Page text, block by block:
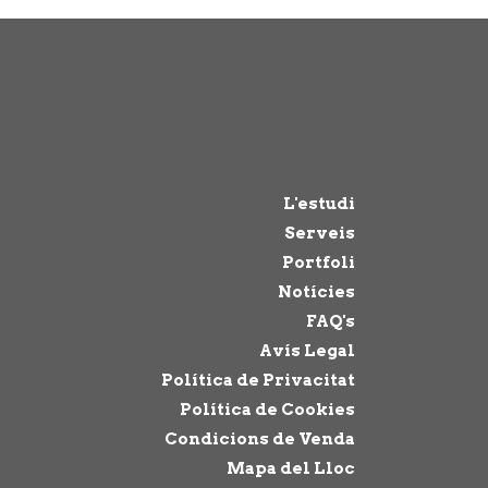
L'estudi
Serveis
Portfoli
Notícies
FAQ's
Avís Legal
Política de Privacitat
Política de Cookies
Condicions de Venda
Mapa del Lloc